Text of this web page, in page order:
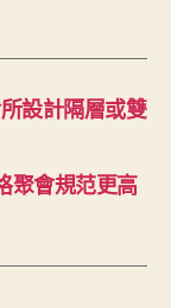
設計隔層或雙
聚會規范更高